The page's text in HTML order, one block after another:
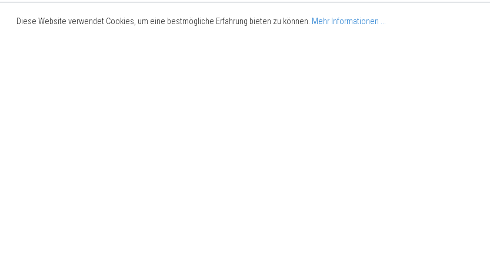
Diese Website verwendet Cookies, um eine bestmögliche Erfahrung bieten zu können. Mehr Informationen ...